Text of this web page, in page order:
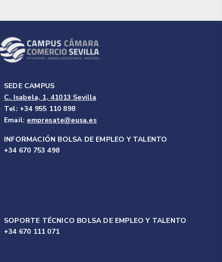
SEDE CAMPUS
C. Isabela, 1, 41013 Sevilla
Tel: +34 955 110 898
Email: empresate@eusa.es
INFORMACIÓN BOLSA DE EMPLEO Y TALENTO
+34 670 753 498
SOPORTE TÉCNICO BOLSA DE EMPLEO Y TALENTO
+34 670 111 071